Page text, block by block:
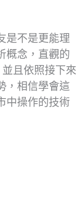
是不是更能理
概念，直觀的
且依照接下來
，相信學會這
中操作的技術